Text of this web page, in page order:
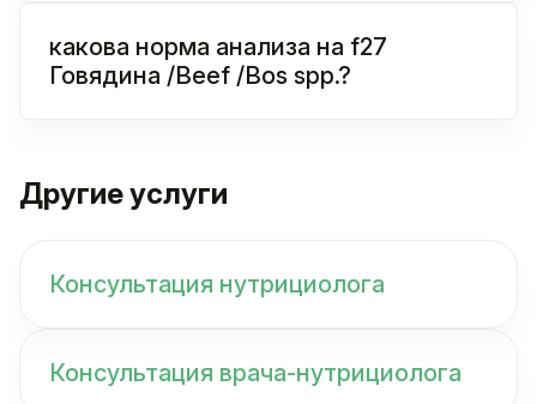
какова норма анализа на f27
Говядина /Beef /Bos spp.?
Другие услуги
Консультация нутрициолога
Консультация врача-нутрициолога